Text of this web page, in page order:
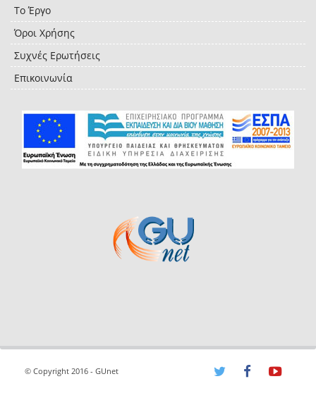
Το Έργο
Όροι Χρήσης
Συχνές Ερωτήσεις
Επικοινωνία
© Copyright 2016 - GUnet